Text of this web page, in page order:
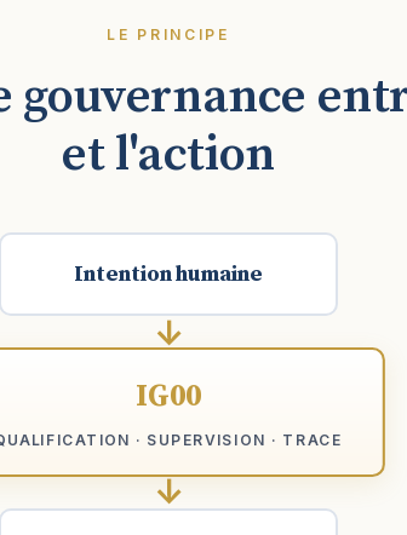
LE PRINCIPE
gouvernance
et l'action
Intention humaine
↓
IG00
· SUPERVISION · TRACE
↓